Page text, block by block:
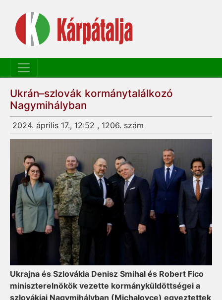
Ukrán–szlovák kormánytalálkozó
Nagymihályban
2024. április 17., 12:52 , 1206. szám
Ukrajna és Szlovákia Denisz Smihal és Robert Fico
miniszterelnökök vezette kormányküldöttségei a
szlovákiai Nagymihályban (Michalovce) egyeztettek